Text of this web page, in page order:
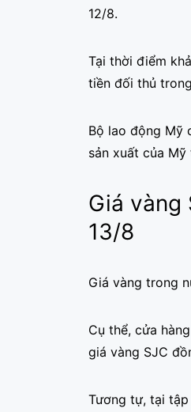
12/8.
Tại thời điểm
tiền đối thủ
Bộ lao động Mỹ
sản xuất của
Giá vàng
13/8
Giá vàng trong
Cụ thể, cửa
giá vàng SJC
Tương tự, tại tập